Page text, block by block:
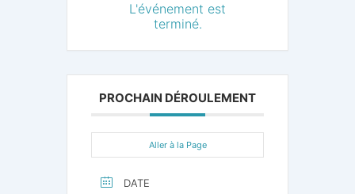
L'événement est
terminé.
PROCHAIN DÉROULEMENT
Aller à la Page
DATE